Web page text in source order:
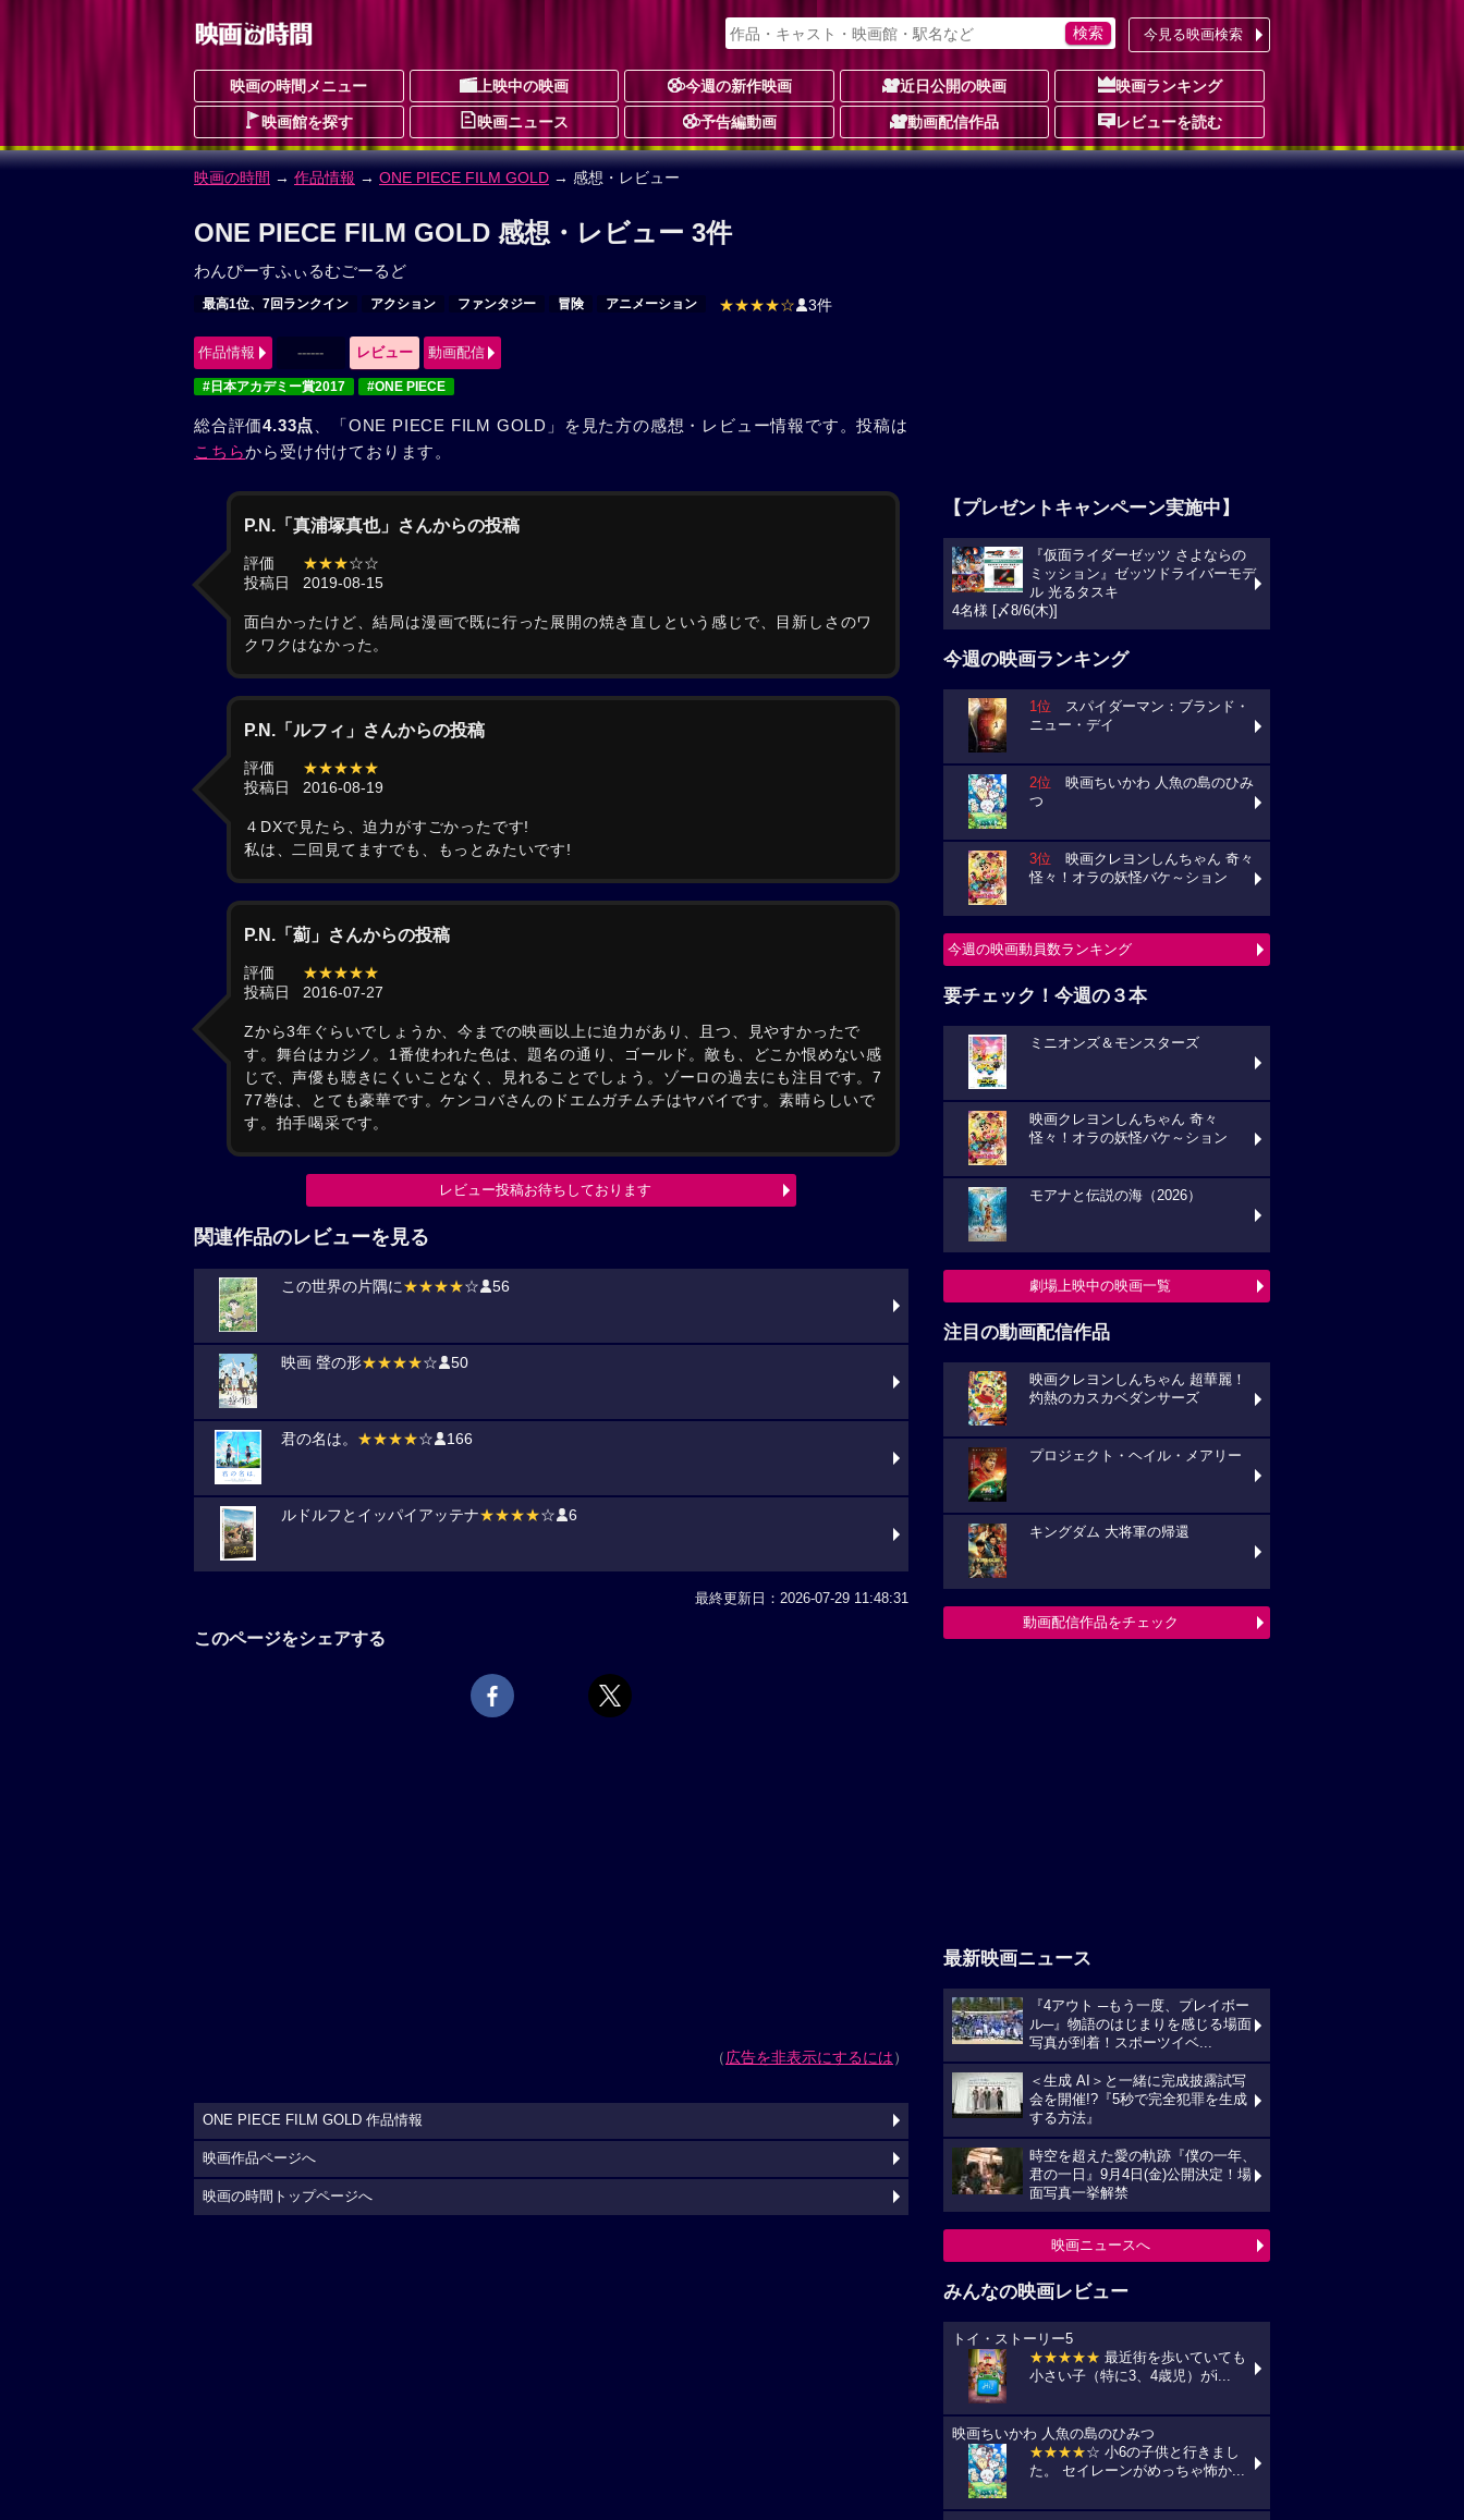
今見る映画検索
映画の時間メニュー 上映中の映画 今週の新作映画 近日公開の映画 映画ランキング
映画館を探す 映画ニュース 予告編動画 動画配信作品 レビューを読む
映画の時間 → 作品情報 → ONE PIECE FILM GOLD → 感想・レビュー
ONE PIECE FILM GOLD 感想・レビュー 3件
わんぴーすふぃるむごーるど
最高1位、7回ランクイン アクション ファンタジー 冒険 アニメーション ★★★★☆ 3件
作品情報 ------ レビュー 動画配信
#日本アカデミー賞2017 #ONE PIECE
総合評価4.33点 、「ONE PIECE FILM GOLD」を見た方の感想・レビュー情報です。投稿は
こちらから受け付けております。
P.N.「真浦塚真也」さんからの投稿
評価 ★★★☆☆
投稿日
2019-08-15
面白かったけど、結局は漫画で既に行った展開の焼き直しという感じで、目新しさのワ
クワクはなかった。
P.N.「ルフィ」さんからの投稿
評価
★★★★★
投稿日
2016-08-19
４DXで見たら、迫力がすごかったです!
私は、二回見てますでも、もっとみたいです!
P.N.「薊」さんからの投稿
評価
★★★★★
投稿日
2016-07-27
Zから3年ぐらいでしょうか、今までの映画以上に迫力があり、且つ、見やすかったで
す。舞台はカジノ。1番使われた色は、題名の通り、ゴールド。敵も、どこか恨めない感
じで、声優も聴きにくいことなく、見れることでしょう。ゾーロの過去にも注目です。7
77巻は、とても豪華です。ケンコバさんのドエムガチムチはヤバイです。素晴らしいで
す。拍手喝采です。
レビュー投稿お待ちしております
関連作品のレビューを見る
この世界の片隅に★★★★☆ 56
映画 聲の形★★★★☆ 50
君の名は。 ★★★★☆ 166
ルドルフとイッパイアッテナ★★★★☆ 6
最終更新日：2026-07-29 11:48:31
このページをシェアする
（広告を非表示にするには）
【プレゼントキャンペーン実施中】
『仮面ライダーゼッツ さよならの
ミッション』ゼッツドライバーモデ
ル 光るタスキ
4名様 [〆8/6(木)]
今週の映画ランキング
1位 スパイダーマン：ブランド・
ニュー・デイ
2位 映画ちいかわ 人魚の島のひみ
つ
3位 映画クレヨンしんちゃん 奇々
怪々！オラの妖怪バケ～ション
今週の映画動員数ランキング
要チェック！今週の３本
ミニオンズ＆モンスターズ
映画クレヨンしんちゃん 奇々
怪々！オラの妖怪バケ～ション
モアナと伝説の海（2026）
劇場上映中の映画一覧
注目の動画配信作品
映画クレヨンしんちゃん 超華麗！
灼熱のカスカベダンサーズ
プロジェクト・ヘイル・メアリー
キングダム 大将軍の帰還
動画配信作品をチェック
最新映画ニュース
『4アウト ─もう一度、プレイボー
ル─』物語のはじまりを感じる場面
写真が到着！スポーツイベ...
＜生成 AI＞と一緒に完成披露試写
会を開催!?『5秒で完全犯罪を生成
する方法』
時空を超えた愛の軌跡『僕の一年、
君の一日』9月4日(金)公開決定！場
面写真一挙解禁
映画ニュースへ
みんなの映画レビュー
トイ・ストーリー5
★★★★★ 最近街を歩いていても
小さい子（特に3、4歳児）がi...
映画ちいかわ 人魚の島のひみつ
★★★★☆ 小6の子供と行きまし
た。 セイレーンがめっちゃ怖か...
ONE PIECE FILM GOLD 作品情報
映画作品ページへ
映画の時間トップページへ